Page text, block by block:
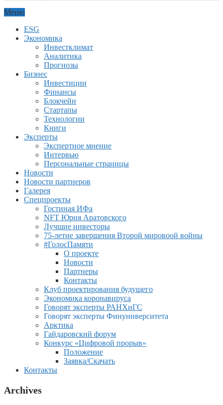
Меню
ESG
Экономика
Инвестклимат
Аналитика
Прогнозы
Бизнес
Инвестиции
Финансы
Блокчейн
Стартапы
Технологии
Книги
Эксперты
Экспертное мнение
Интервью
Персональные страницы
Новости
Новости партнеров
Галерея
Спецпроекты
Гостиная ИФа
NFT Юрия Аратовского
Лучшие инвесторы
75-летие завершения Второй мировоой войны
#ГолосПамяти
О проекте
Новости
Партнеры
Контакты
Клуб проектирования будущего
Экономика коронавируса
Говорят эксперты РАНХиГС
Говорят эксперты Финуниверситета
Арктика
Гайдаровский форум
Конкурс «Цифровой прорыв»
Положение
Заявка/Скачать
Контакты
Archives